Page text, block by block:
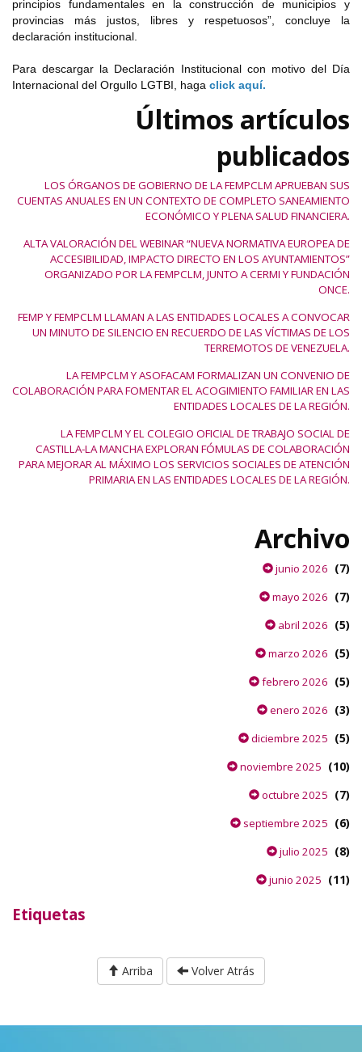
principios fundamentales en la construcción de municipios y
provincias más justos, libres y respetuosos”, concluye la
declaración institucional.
Para descargar la Declaración Institucional con motivo del Día
Internacional del Orgullo LGTBI, haga click aquí.
Últimos artículos
publicados
LOS ÓRGANOS DE GOBIERNO DE LA FEMPCLM APRUEBAN SUS
CUENTAS ANUALES EN UN CONTEXTO DE COMPLETO SANEAMIENTO
ECONÓMICO Y PLENA SALUD FINANCIERA.
ALTA VALORACIÓN DEL WEBINAR “NUEVA NORMATIVA EUROPEA DE
ACCESIBILIDAD, IMPACTO DIRECTO EN LOS AYUNTAMIENTOS”
ORGANIZADO POR LA FEMPCLM, JUNTO A CERMI Y FUNDACIÓN
ONCE.
FEMP Y FEMPCLM LLAMAN A LAS ENTIDADES LOCALES A CONVOCAR
UN MINUTO DE SILENCIO EN RECUERDO DE LAS VÍCTIMAS DE LOS
TERREMOTOS DE VENEZUELA.
LA FEMPCLM Y ASOFACAM FORMALIZAN UN CONVENIO DE
COLABORACIÓN PARA FOMENTAR EL ACOGIMIENTO FAMILIAR EN LAS
ENTIDADES LOCALES DE LA REGIÓN.
LA FEMPCLM Y EL COLEGIO OFICIAL DE TRABAJO SOCIAL DE
CASTILLA-LA MANCHA EXPLORAN FÓMULAS DE COLABORACIÓN
PARA MEJORAR AL MÁXIMO LOS SERVICIOS SOCIALES DE ATENCIÓN
PRIMARIA EN LAS ENTIDADES LOCALES DE LA REGIÓN.
Archivo
junio 2026 (7)
mayo 2026 (7)
abril 2026 (5)
marzo 2026 (5)
febrero 2026 (5)
enero 2026 (3)
diciembre 2025 (5)
noviembre 2025 (10)
octubre 2025 (7)
septiembre 2025 (6)
julio 2025 (8)
junio 2025 (11)
Etiquetas
Arriba Volver Atrás